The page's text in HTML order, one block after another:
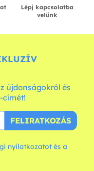
Lépj kapcsolatba
velünk
újdonságokról és
címét!
FELIRATKOZÁS
nyilatkozatot és a